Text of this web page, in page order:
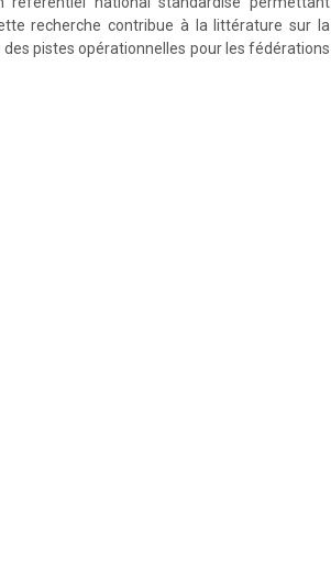
recherche contribue à la littérature sur la
pistes opérationnelles pour les fédérations